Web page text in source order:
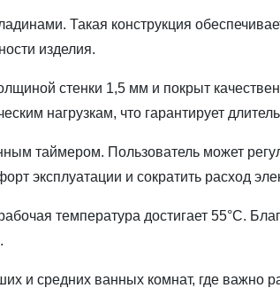
Такая конструкция
изделия.
стенки 1,5 мм и покрыт
нагрузкам, что гарантирует
таймером. Пользователь может
эксплуатации и сократить расход
температура достигает 55°C.
и средних ванных комнат, где важно